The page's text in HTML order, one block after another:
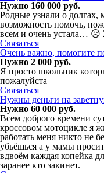
Нужно 160 000 руб.
Родные узнали о долгах,
возможность помочь,
всем и очень устала… 😥
Связаться
Очень важно, помогите
Нужно 2 000 руб.
Я просто школьник
пожалуйста
Связаться
Нужны деньги на
Нужно 60 000 руб.
Всем доброго времени
кроссовом мотоцикле я
работать меня никто не
убьёшься а у мамы
вдвоём каждая копейка
заранее кто закинет.